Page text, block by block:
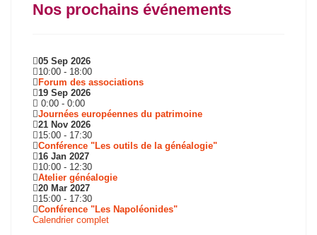
Nos prochains événements
05 Sep 2026
10:00 - 18:00
Forum des associations
19 Sep 2026
0:00 - 0:00
Journées européennes du patrimoine
21 Nov 2026
15:00 - 17:30
Conférence "Les outils de la généalogie"
16 Jan 2027
10:00 - 12:30
Atelier généalogie
20 Mar 2027
15:00 - 17:30
Conférence "Les Napoléonides"
Calendrier complet